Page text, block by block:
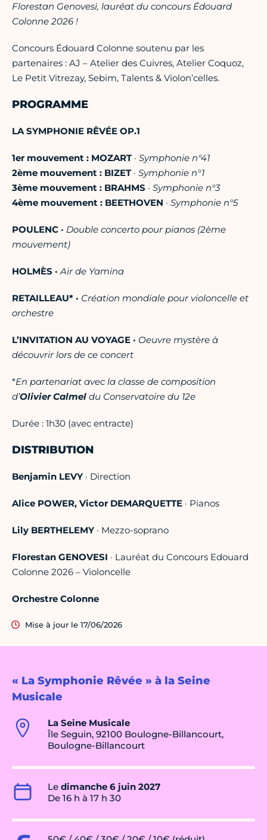
« La Symphonie Rêvée » à la Seine
Musicale
La Seine Musicale
Île Seguin, 92100 Boulogne-Billancourt,
Boulogne-Billancourt
Le dimanche 6 juin 2027
De 16 h à 17 h 30
Florestan Genovesi, lauréat du concours Édouard
Colonne 2026 !
Concours Édouard Colonne soutenu par les
partenaires : AJ – Atelier des Cuivres, Atelier Coquoz,
Le Petit Vitrezay, Sebim, Talents & Violon’celles.
PROGRAMME
LA SYMPHONIE RÊVÉE OP.1
1er mouvement : MOZART · Symphonie n°41
2ème mouvement : BIZET · Symphonie n°1
3ème mouvement : BRAHMS · Symphonie n°3
4ème mouvement : BEETHOVEN · Symphonie n°5
POULENC · Double concerto pour pianos (2ème
mouvement)
HOLMÈS ·Air de Yamina
RETAILLEAU* · Création mondiale pour violoncelle et
orchestre
L’INVITATION AU VOYAGE · Oeuvre mystère à
découvrir lors de ce concert
*En partenariat avec la classe de composition
d’Olivier Calmel du Conservatoire du 12e
Durée : 1h30 (avec entracte)
DISTRIBUTION
Benjamin LEVY · Direction
Alice POWER, Victor DEMARQUETTE · Pianos
Lily BERTHELEMY · Mezzo-soprano
Florestan GENOVESI · Lauréat du Concours Edouard
Colonne 2026 – Violoncelle
Orchestre Colonne
Mise à jour le 17/06/2026